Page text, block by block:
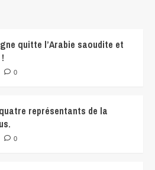
quitte l’Arabie saoudite et
0
représentants de la
0